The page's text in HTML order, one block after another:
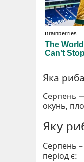
Яка
Серпень
окунь,
Яку
Серпень
період є: